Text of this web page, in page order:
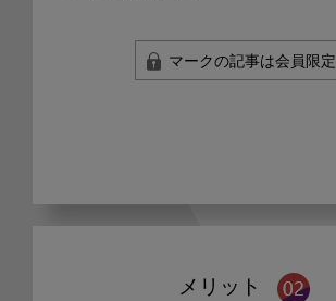
マークの記事は会員限定
メリット